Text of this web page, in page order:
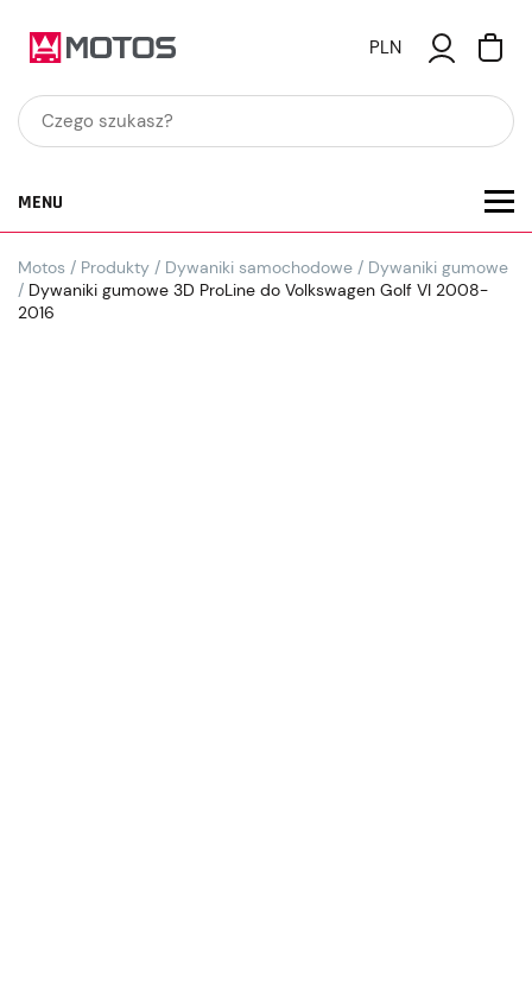
PLN
MENU
Motos / Produkty / Dywaniki samochodowe / Dywaniki gumowe
/ Dywaniki gumowe 3D ProLine do Volkswagen Golf VI 2008-
2016